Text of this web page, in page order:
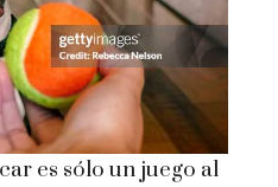
es sólo un juego al